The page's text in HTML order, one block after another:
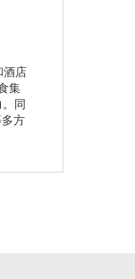
酒店
集
同
方